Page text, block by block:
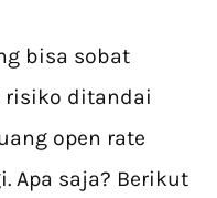
bisa sobat
risiko ditandai
open rate
Apa saja? Berikut